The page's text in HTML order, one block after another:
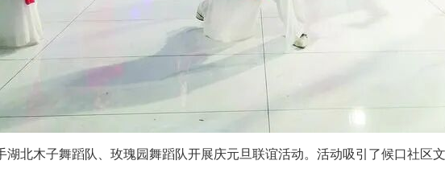
北木子舞蹈队、玫瑰园舞蹈队开展庆元旦联谊活动。活动吸引了候口社区